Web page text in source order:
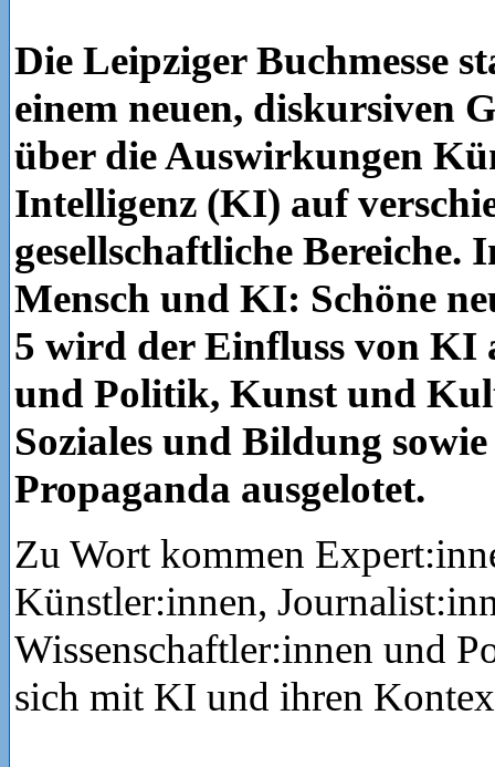
Die Leipziger Buchmesse
einem neuen, diskursiven
über die Auswirkungen
Intelligenz (KI) auf
gesellschaftliche Bereiche.
Mensch und KI: Schöne
5 wird der Einfluss von KI
und Politik, Kunst und
Soziales und Bildung
Propaganda ausgelotet.
Zu Wort kommen
Künstler:innen,
Wissenschaftler:innen und
sich mit KI und ihren